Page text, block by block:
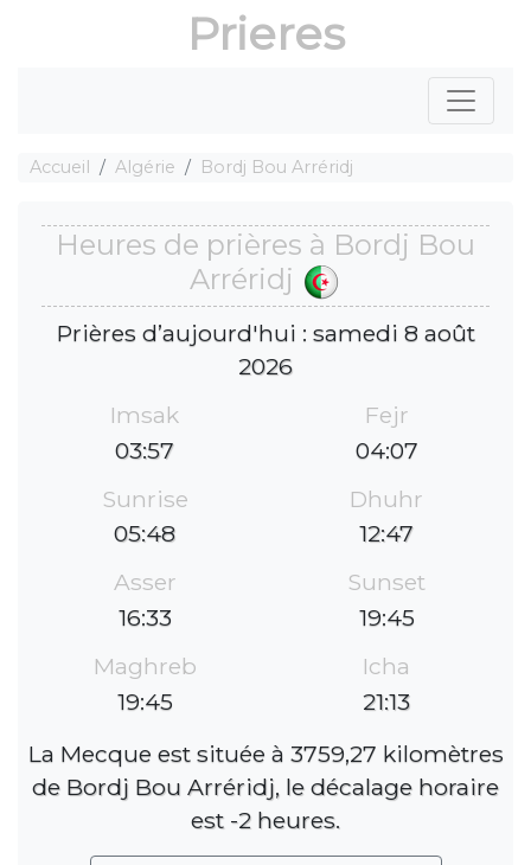
Prieres
Accueil Algérie Bordj Bou Arréridj
Heures de prières à Bordj Bou
Arréridj
Prières d’aujourd'hui : samedi 8 août
2026
Imsak
03:57
Fejr
04:07
Sunrise
05:48
Dhuhr
12:47
Asser
16:33
Sunset
19:45
Maghreb
19:45
Icha
21:13
La Mecque est située à 3759,27 kilomètres
de Bordj Bou Arréridj, le décalage horaire
est -2 heures.